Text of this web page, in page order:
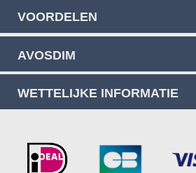
VOORDELEN
AVOSDIM
WETTELIJKE INFORMATIE